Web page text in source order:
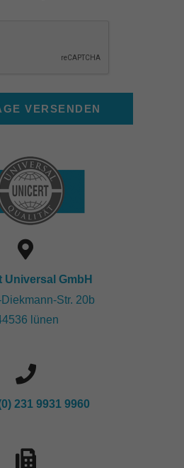
VERSENDEN
Universal GmbH
Str. 20b
lünen
231 9931 9960